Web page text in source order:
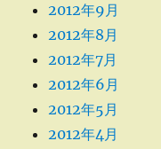
2012年9月
2012年8月
2012年7月
2012年6月
2012年5月
2012年4月